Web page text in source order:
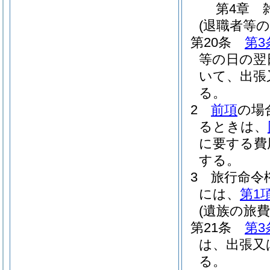
第4章
(退職者等
第20条
第3
等の日の
いて、出
る。
2
前項の場
るときは、
に要する
する。
3
旅行命令
には、 第1
(遺族の旅
第21条
第3
は、出張
る。